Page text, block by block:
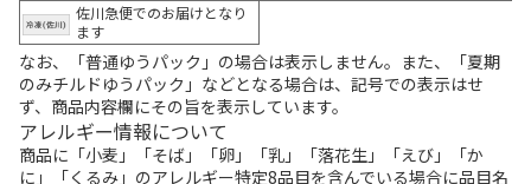
佐川急便でのお届けとなり
ます
なお、「普通ゆうパック」の場合は表示しません。また、「夏期
のみチルドゆうパック」などとなる場合は、記号での表示はせ
ず、商品内容欄にその旨を表示しています。
アレルギー情報について
商品に「小麦」「そば」「卵」「乳」「落花生」「えび」「か
に」「くるみ」のアレルギー特定8品目を含んでいる場合に品目名